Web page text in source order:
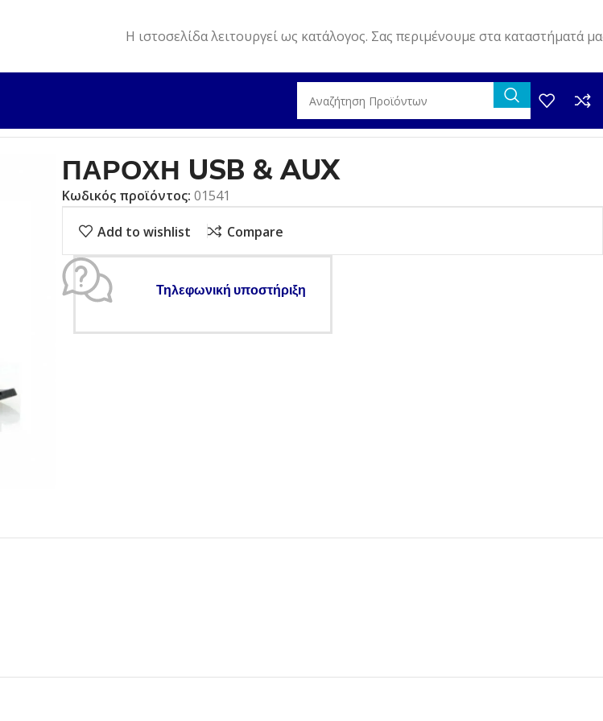
Η ιστοσελίδα λειτουργεί ως κατάλογος. Σας περιμένουμε στα καταστήματά
ΠΑΡΟΧΗ USB & AUX
Κωδικός προϊόντος: 01541
Add to wishlist Compare
Τηλεφωνική υποστήριξη